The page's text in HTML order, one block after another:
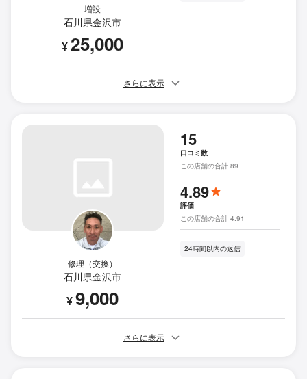
増設
石川県金沢市
¥25,000
さらに表示
修理（交換）
石川県金沢市
¥9,000
15
口コミ数
この店舗の合計 89
4.89
評価
この店舗の合計 4.91
24時間以内の返信
さらに表示